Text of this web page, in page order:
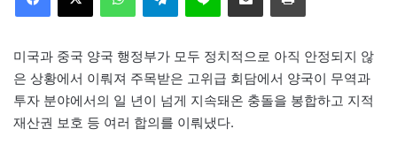
미국과 중국 양국 행정부가 모두 정치적으로 아직 안정되지 않
은 상황에서 이뤄져 주목받은 고위급 회담에서 양국이 무역과
투자 분야에서의 일 년이 넘게 지속돼온 충돌을 봉합하고 지적
재산권 보호 등 여러 합의를 이뤄냈다.